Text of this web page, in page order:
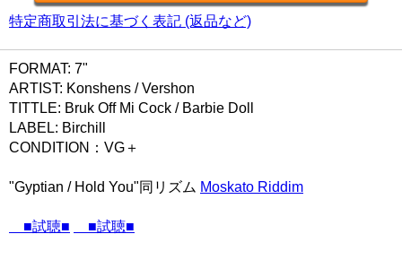
特定商取引法に基づく表記 (返品など)
FORMAT: 7"
ARTIST: Konshens / Vershon
TITTLE: Bruk Off Mi Cock / Barbie Doll
LABEL: Birchill
CONDITION：VG＋
"Gyptian / Hold You"同リズム Moskato Riddim
■試聴■ ■試聴■